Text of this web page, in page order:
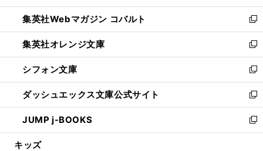
開
く
ウ
で
開
く
ン
ド
ウ
で
開
く
ウ
ィ
ン
ド
ウ
で
開
く
集英社Webマガジン コバルト
新
し
い
ウ
ィ
ン
ド
ウ
で
開
集英社オレンジ文庫
新
し
い
ウ
ィ
ン
ド
ウ
シフォン文庫
新
し
い
ウ
ィ
ン
ダッシュエックス文庫公式サイト
新
し
い
ウ
JUMP j-BOOKS
新
し
キッズ